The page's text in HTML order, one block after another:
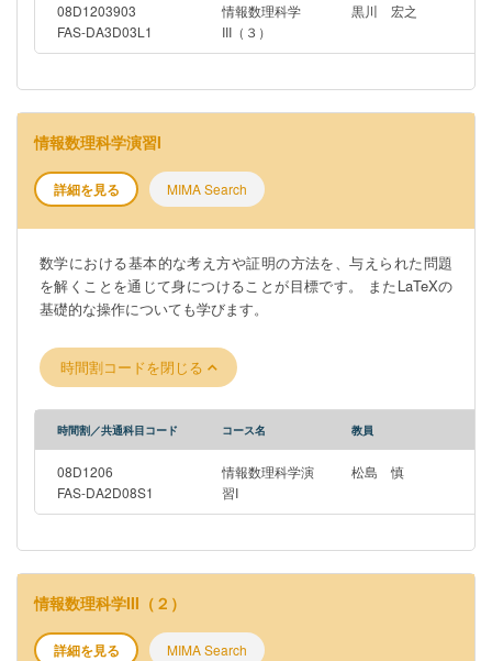
08D1203903
FAS-DA3D03L1
情報数理科学
III（３）
黒川 宏之
情報数理科学演習I
詳細を見る MIMA Search
数学における基本的な考え方や証明の方法を、与えられた問題
を解くことを通じて身につけることが目標です。 またLaTeXの
基礎的な操作についても学びます。
時間割コードを閉じる
時間割／共通科目コード コース名 教員
08D1206
FAS-DA2D08S1
情報数理科学演
習I
松島 慎
情報数理科学III（２）
詳細を見る MIMA Search